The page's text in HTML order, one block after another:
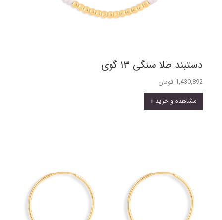
دستبند طلا سنگی ۱۳ گوی
1,430,892 تومان
مشاهده و خرید »